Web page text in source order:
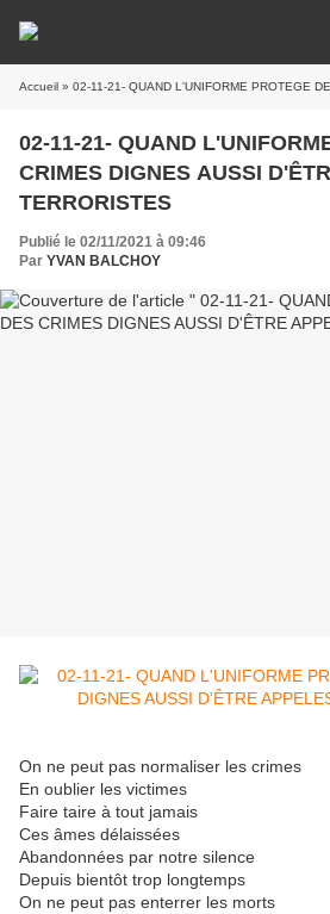
Accueil » 02-11-21- QUAND L'UNIFORME PROTEGE DES CRIMES
02-11-21- QUAND
CRIMES DIGNES AUSSI D'ÊTRE APPELES
TERRORISTES
Publié le 02/11/2021 à 09:46
Par YVAN BALCHOY
On ne peut pas normaliser les crimes
En oublier les victimes
Faire taire à tout jamais
Ces âmes délaissées
Abandonnées par notre silence
Depuis bientôt trop longtemps
On ne peut pas enterrer les morts